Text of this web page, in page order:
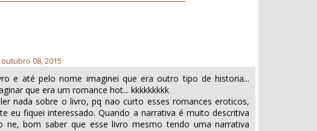
08, 2015
e até pelo nome imaginei que era outro tipo de historia...
que era um romance hot... kkkkkkkkk
nada sobre o livro, pq nao curto esses romances eroticos,
eu fiquei interessado. Quando a narrativa é muito descritiva
ne, bom saber que esse livro mesmo tendo uma narrativa